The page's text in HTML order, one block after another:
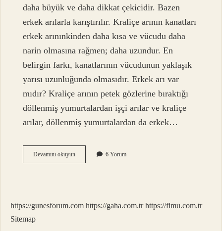
daha büyük ve daha dikkat çekicidir. Bazen
erkek arılarla karıştırılır. Kraliçe arının kanatları
erkek arınınkinden daha kısa ve vücudu daha
narin olmasına rağmen; daha uzundur. En
belirgin farkı, kanatlarının vücudunun yaklaşık
yarısı uzunluğunda olmasıdır. Erkek arı var
mıdır? Kraliçe arının petek gözlerine bıraktığı
döllenmiş yumurtalardan işçi arılar ve kraliçe
arılar, döllenmiş yumurtalardan da erkek…
Devamını okuyunKraliçe
Arı
6 Yorum
https://gunesforum.com https://gaha.com.tr https://fimu.com.tr
Sitemap